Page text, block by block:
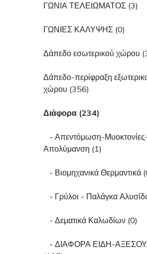
ΓΩΝΙΑ ΤΕΛΕΙΩΜΑΤΟΣ (3)
ΓΩΝΙΕΣ ΚΑΛΥΨΗΣ (0)
Δάπεδο εσωτερικού χώρου
Δάπεδο-περίφραξη
χώρου (356)
Διάφορα (234)
- Απεντόμωση-
Απολύμανση (1)
- Βιομηχανικά Θερμαντικά
- Γρύλοι - Παλάγκα
- Δεματικά Καλωδίων (0)
- ΔΙΑΦΟΡΑ ΕΙΔΗ-